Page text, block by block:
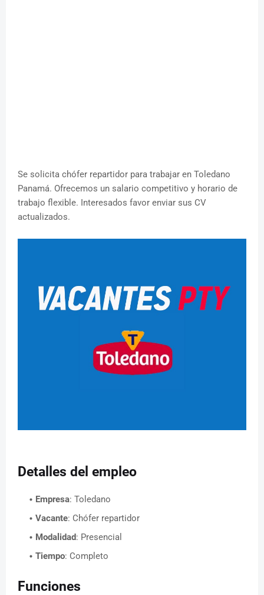
Se solicita chófer repartidor para trabajar en Toledano
Panamá. Ofrecemos un salario competitivo y horario de
trabajo flexible. Interesados favor enviar sus CV
actualizados.
Detalles del empleo
Empresa: Toledano
Vacante: Chófer repartidor
Modalidad: Presencial
Tiempo: Completo
Funciones